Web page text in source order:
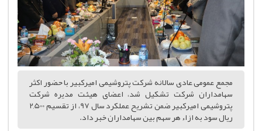
مجمع عمومی عادی سالانه شرکت پتروشیمی امیرکبیر با حضور اکثر
سهامداران شرکت تشکیل شد، اعضای هیئت مدیره شرکت
پتروشیمی امیرکبیر ضمن تشریح عملکرد سال 97، از تقسیم 2,500
ریال سود به ازاء هر سهم بین سهامداران خبر داد.